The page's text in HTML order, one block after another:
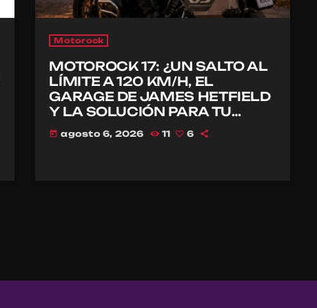
Motorock
MOTOROCK 17: ¿UN SALTO AL
LÍMITE A 120 KM/H, EL
GARAGE DE JAMES HETFIELD
Y LA SOLUCIÓN PARA TU
CASCO?
today agosto 6, 2026 11 6